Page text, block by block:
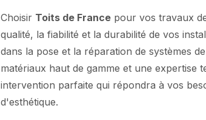
Choisir Toits de Francepour vos travaux
qualité, la fiabilité et la durabilité de vos
dans la pose et la réparation de systèmes
matériaux haut de gamme et une expertise
intervention parfaite qui répondra à vos
d'esthétique.